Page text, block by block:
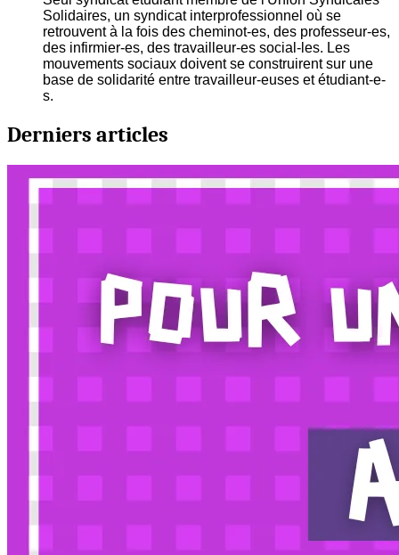
Solidaires, un syndicat interprofessionnel où se
retrouvent à la fois des cheminot-es, des professeur-es,
des infirmier-es, des travailleur-es social-les. Les
mouvements sociaux doivent se construirent sur une
base de solidarité entre travailleur-euses et étudiant-e-
s.
Derniers articles